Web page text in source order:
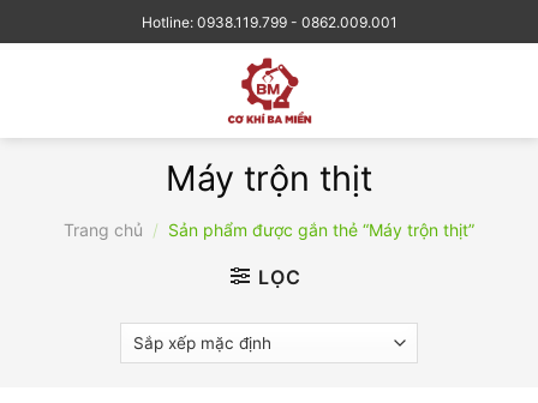
to
Hotline: 0938.119.799 - 0862.009.001
Máy trộn thịt
Trang chủ / Sản phẩm được gắn thẻ “Máy trộn thịt”
LỌC